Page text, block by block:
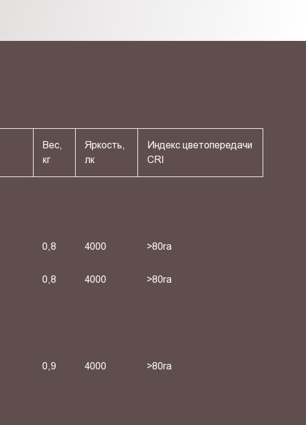
Вес,
кг
Яркость,
лк
Индекс цветопередачи
СRI
0,8 4000 >80ra
0,8 4000 >80ra
0,9 4000 >80ra